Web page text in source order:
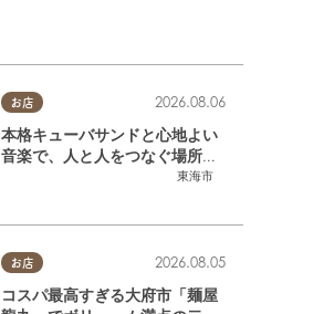
お店
東海市
2026.08.06
本格キューバサンドと心地よい
音楽で、人と人をつなぐ場所。
東海市「JAMMIN'STANDHOU
お店 2026.08.05
コスパ最高すぎる大府市「麺屋